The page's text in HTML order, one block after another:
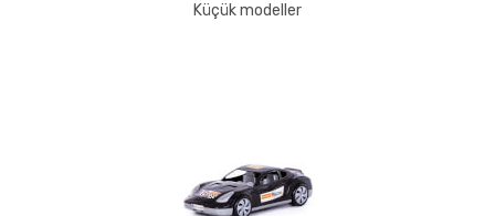
Küçük modeller